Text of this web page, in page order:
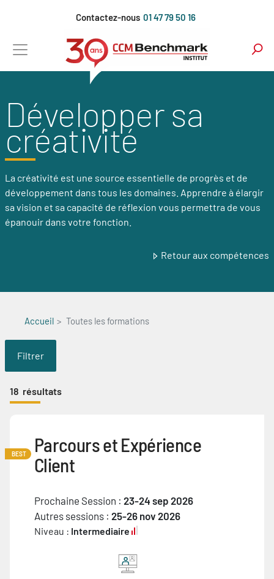
principal
Contactez-nous 01 47 79 50 16
Développer sa
créativité
La créativité est une source essentielle de progrès et de
développement dans tous les domaines. Apprendre à élargir
sa vision et sa capacité de réflexion vous permettra de vous
épanouir dans votre fonction.
Retour aux compétences
Accueil Toutes les formations
Filtrer
18 résultats
BEST
Parcours et Expérience
Client
Prochaine Session : 23-24 sep 2026
Autres sessions : 25-26 nov 2026
Niveau : Intermediaire